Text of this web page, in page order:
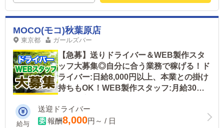
MOCO(モコ)秋葉原店
東京都 ガールズバー
【急募】送りドライバー＆WEB製作スタ
ッフ大募集◎自分に合う業務で稼げる！ド
ライバー:日給8,000円以上、本業との掛け
持ちもOK！WEB製作スタッフ:月給30万
さい！
給与
送迎ドライバー
報酬8,000円～ / 日